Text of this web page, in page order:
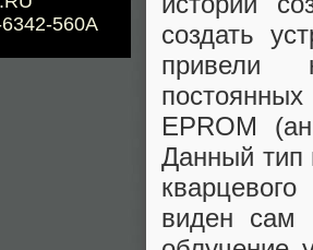
560A
создать
привели
EPROM
Данный тип
виден сам